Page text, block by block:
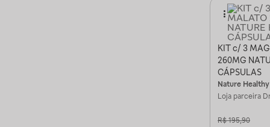
KIT c/ 3
260MG
CÁPSULAS
Nature Healthy
Loja parceira
R$ 195,90